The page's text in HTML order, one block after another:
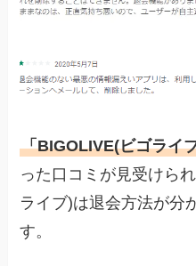
「BIGOLIVE(ビゴライ
った口コミが見受けら
ライブ)は退会方法が分
す。